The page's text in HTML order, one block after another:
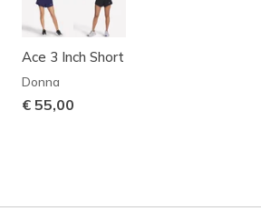
Ace 3 Inch Short
Donna
€ 55,00